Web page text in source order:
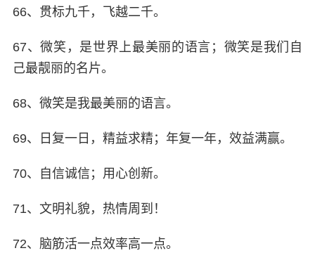
66、贯标九千，飞越二千。
67、微笑，是世界上最美丽的语言；微笑是我们自
己最靓丽的名片。
68、微笑是我最美丽的语言。
69、日复一日，精益求精；年复一年，效益满赢。
70、自信诚信；用心创新。
71、文明礼貌，热情周到！
72、脑筋活一点效率高一点。